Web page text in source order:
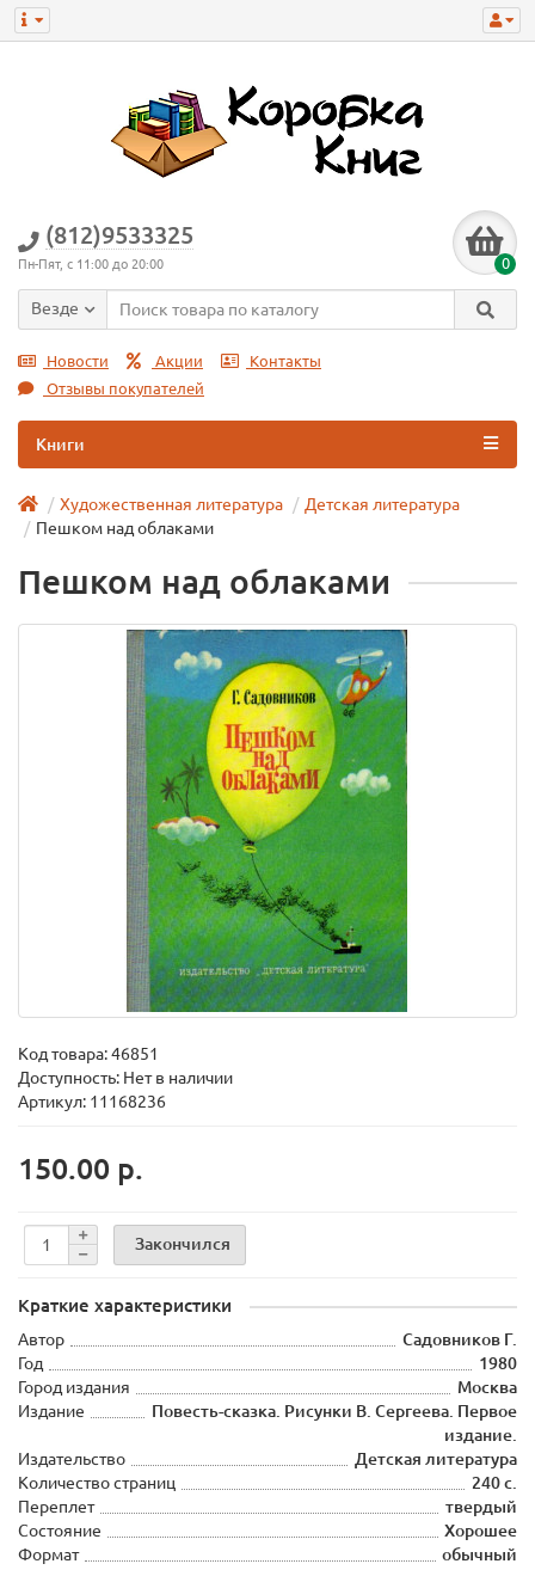
(812)9533325
Пн-Пят, с 11:00 до 20:00 0
Везде
Новости Акции
Контакты
Отзывы покупателей
Книги
Художественная литература
Детская литература
Пешком над облаками
Пешком над облаками
Код товара:46851
Доступность: Нет в наличии
Артикул: 11168236
150.00 р.
Закончился
Краткие характеристики
Автор
Садовников Г.
Год
1980
Город издания
Москва
Издание
Повесть-сказка. Рисунки В. Сергеева. Первое
издание.
Издательство
Детская литература
Количество страниц
240 с.
Переплет
твердый
Состояние
Хорошее
Формат
обычный